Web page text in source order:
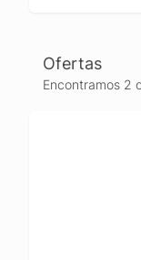
Ofertas
Encontramos 2